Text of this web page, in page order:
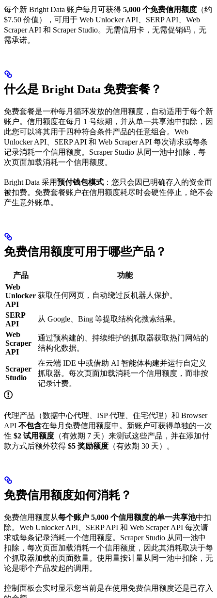
每个新 Bright Data 账户每月可获得 5,000 个免费信用额度 （约
$7.50 价值），可用于 Web Unlocker API、SERP API、Web
Scraper API 和 Scraper Studio。无需信用卡，无需促销码，无
需承诺。
什么是 Bright Data 免费套餐？
免费套餐是一种每月循环发放的信用额度，自动适用于每个新
账户。信用额度在每月 1 号续期，并从单一共享池中扣除，因
此您可以将其用于四种符合条件产品的任意组合。Web
Unlocker API、SERP API 和 Web Scraper API 每次请求或每条
记录消耗一个信用额度。Scraper Studio 从同一池中扣除，每
次页面加载消耗一个信用额度。
Bright Data 采用预付钱包模式 ：您只会因已明确存入的资金而
被扣费。免费套餐账户在信用额度耗尽时会硬性停止，绝不会
产生意外账单。
免费信用额度可用于哪些产品？
产品
功能
Web
Unlocker
API
获取任何网页，自动绕过反机器人保护。
SERP
API
从 Google、Bing 等提取结构化搜索结果。
Web
Scraper
API
通过预构建的、持续维护的抓取器获取热门网站的
结构化数据。
Scraper
Studio
在云端 IDE 中或借助 AI 智能体构建并运行自定义
抓取器。每次页面加载消耗一个信用额度，而非按
记录计费。
代理产品（数据中心代理、ISP 代理、住宅代理）和 Browser
API 不包含在每月免费信用额度中。新账户可获得单独的一次
性 $2 试用额度 （有效期 7 天）来测试这些产品，并在添加付
款方式后额外获得 $5 奖励额度 （有效期 30 天）。
免费信用额度如何消耗？
免费信用额度从每个账户 5,000 个信用额度的单一共享池中扣
除。Web Unlocker API、SERP API 和 Web Scraper API 每次请
求或每条记录消耗一个信用额度。Scraper Studio 从同一池中
扣除，每次页面加载消耗一个信用额度，因此其消耗取决于每
个抓取器加载的页面数量。使用量按计量从同一池中扣除，无
论是哪个产品发起的调用。
控制面板会实时显示您当前是在使用免费信用额度还是已存入